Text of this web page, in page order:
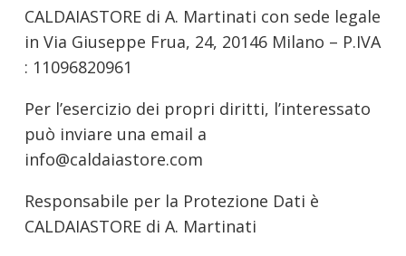
CALDAIASTORE di A. Martinati con sede legale
in Via Giuseppe Frua, 24, 20146 Milano – P.IVA
: 11096820961
Per l’esercizio dei propri diritti, l’interessato
può inviare una email a
info@caldaiastore.com
Responsabile per la Protezione Dati è
CALDAIASTORE di A. Martinati